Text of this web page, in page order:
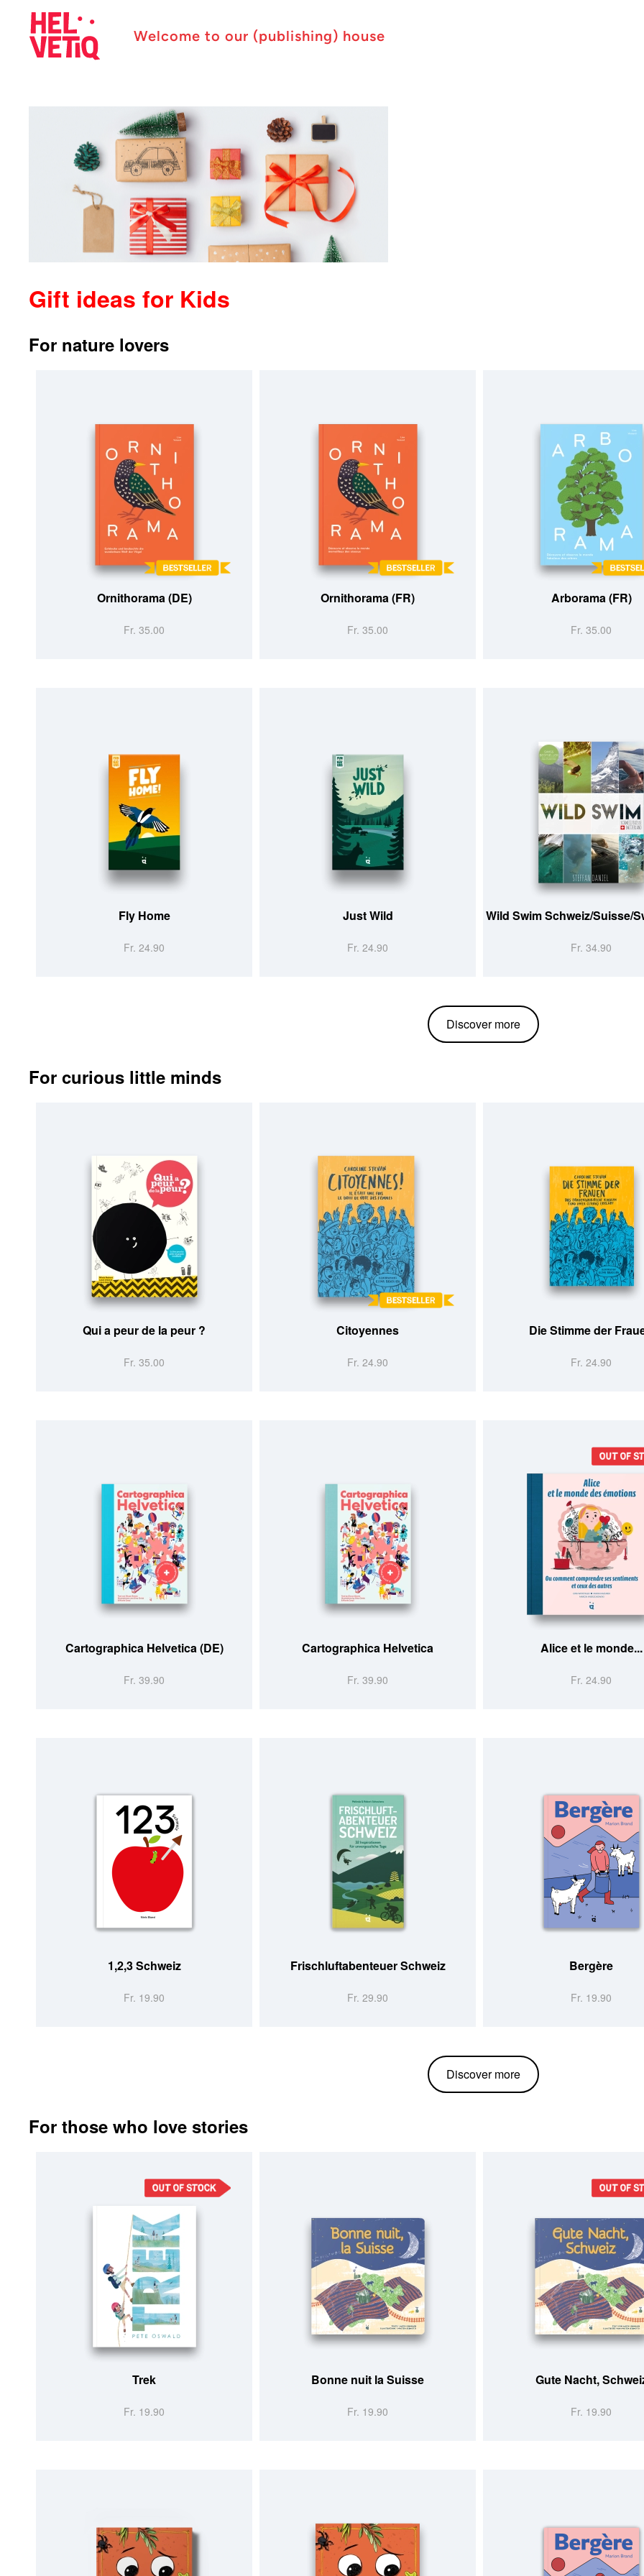
Welcome to our (publishing) house
Gift ideas for Kids
For nature lovers
Ornithorama (DE)
Fr. 35.00
Ornithorama (FR)
Fr. 35.00
Arborama (FR)
Fr. 35.00
Fly Home
Fr. 24.90
Just Wild
Fr. 24.90
Wild Swim Schweiz/Suisse/
Fr. 34.90
Discover more
For curious little minds
Qui a peur de la peur ?
Fr. 35.00
Citoyennes
Fr. 24.90
Die Stimme der
Fr. 24.90
Cartographica Helvetica (DE)
Fr. 39.90
Cartographica Helvetica
Fr. 39.90
Alice et le monde...
Fr. 24.90
1,2,3 Schweiz
Fr. 19.90
Frischluftabenteuer Schweiz
Fr. 29.90
Bergère
Fr. 19.90
Discover more
For those who love stories
Trek
Fr. 19.90
Bonne nuit la Suisse
Fr. 19.90
Gute Nacht,
Fr. 19.90